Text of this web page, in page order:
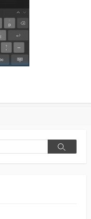
検